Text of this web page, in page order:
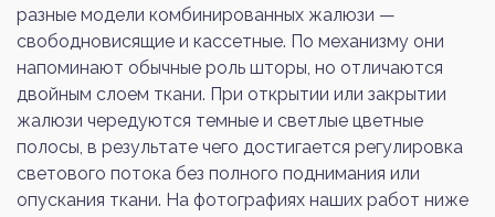
разные модели комбинированных жалюзи —
свободновисящие и кассетные. По механизму они
напоминают обычные роль шторы, но отличаются
двойным слоем ткани. При открытии или закрытии
жалюзи чередуются темные и светлые цветные
полосы, в результате чего достигается регулировка
светового потока без полного поднимания или
опускания ткани. На фотографиях наших работ ниже